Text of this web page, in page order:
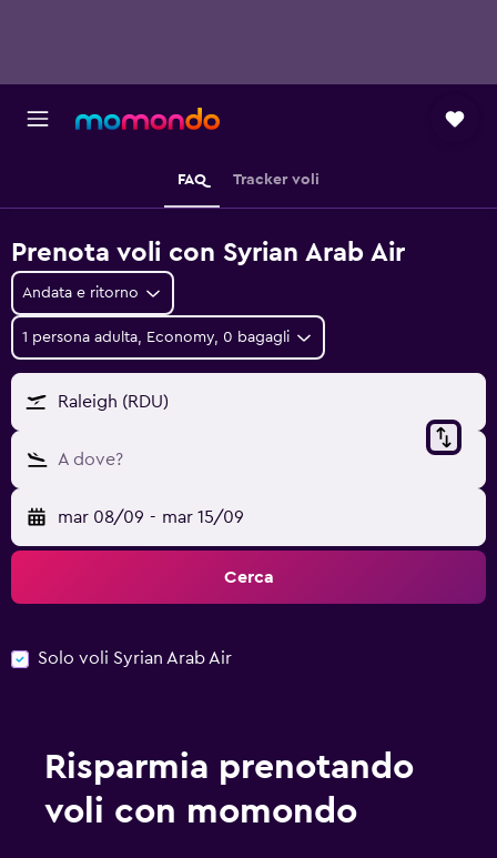
FAQ Tracker voli
Prenota voli con Syrian Arab Air
Andata e ritorno
1 persona adulta, Economy, 0 bagagli
Raleigh (RDU)
A dove?
mar 08/09 - mar 15/09
Cerca
Solo voli Syrian Arab Air
Risparmia prenotando
voli con momondo